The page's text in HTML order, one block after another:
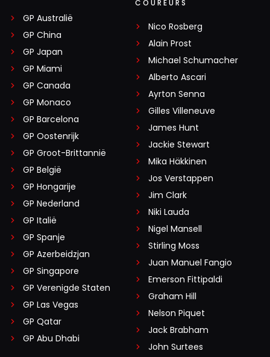
GP Australië
GP China
GP Japan
GP Miami
GP Canada
GP Monaco
GP Barcelona
GP Oostenrijk
GP Groot-Brittannië
GP België
GP Hongarije
GP Nederland
GP Italië
GP Spanje
GP Azerbeidzjan
GP Singapore
GP Verenigde Staten
GP Las Vegas
GP Qatar
GP Abu Dhabi
COUREURS
Nico Rosberg
Alain Prost
Michael Schumacher
Alberto Ascari
Ayrton Senna
Gilles Villeneuve
James Hunt
Jackie Stewart
Mika Häkkinen
Jos Verstappen
Jim Clark
Niki Lauda
Nigel Mansell
Stirling Moss
Juan Manuel Fangio
Emerson Fittipaldi
Graham Hill
Nelson Piquet
Jack Brabham
John Surtees